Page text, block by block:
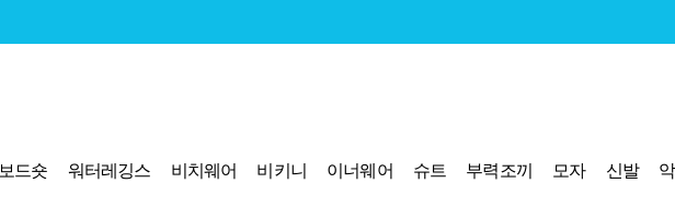
보드숏 워터레깅스 비치웨어 비키니 이너웨어 슈트 부력조끼 모자 신발